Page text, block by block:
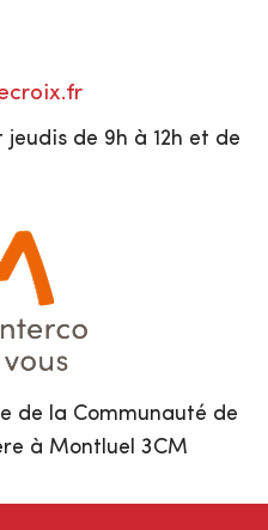
de 9h à 12h et de
de la Communauté de
à Montluel 3CM